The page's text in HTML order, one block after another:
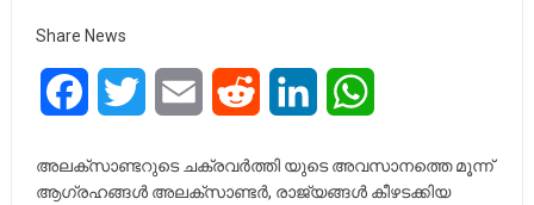
Share News
FacebookTwitter Email Reddit LinkedIn
അലക്സാണ്ടറുടെ ചക്രവർത്തി യുടെ അവസാനത്തെ മൂന്ന്
ആഗ്രഹങ്ങൾ അലക്സാണ്ടർ, രാജ്യങ്ങൾ കീഴടക്കിയ